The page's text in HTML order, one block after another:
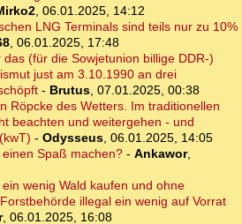
, 06.01.2025, 14:12
LNG Terminals sind teils nur zu 10%
, 06.01.2025, 17:48
das (für die Sowjetunion billige DDR-)
just am 3.10.1990 an drei
- Brutus, 07.01.2025, 00:38
Röpcke des Wetters. Im traditionellen
beachten und weitergehen - und
- Odysseus, 06.01.2025, 14:05
Spaß machen?- Ankawor,
wenig Wald kaufen und ohne
illegal ein wenig auf Vorrat
, 06.01.2025, 16:08